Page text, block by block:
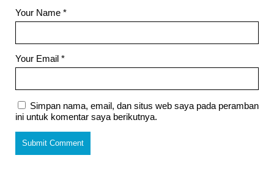
Your Name *
Your Email *
Simpan nama, email, dan situs web saya pada peramban
ini untuk komentar saya berikutnya.